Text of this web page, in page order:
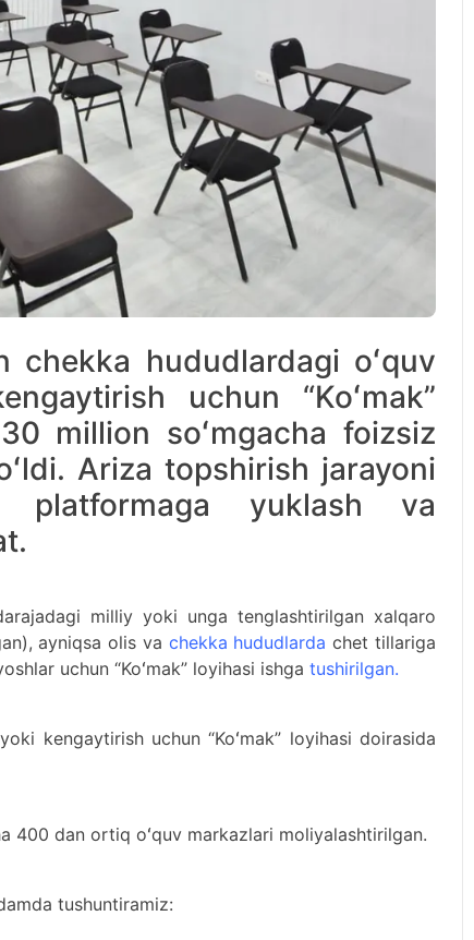
chekka hududlardagi oʻquv
uchun “Koʻmak”
million soʻmgacha foizsiz
Ariza topshirish jarayoni
yuklash va
milliy yoki unga tenglashtirilgan xalqaro
ayniqsa olis va chekka hududlarda chet tillariga
uchun “Koʻmak” loyihasi ishga tushirilgan.
kengaytirish uchun “Koʻmak” loyihasi doirasida
400 dan ortiq oʻquv markazlari moliyalashtirilgan.
tushuntiramiz: